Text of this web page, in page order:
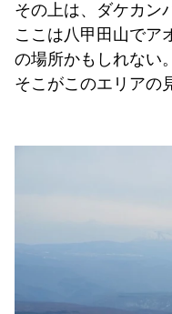
その上は、ダケカン
ここは八甲田山でア
の場所かもしれない。
そこがこのエリアの